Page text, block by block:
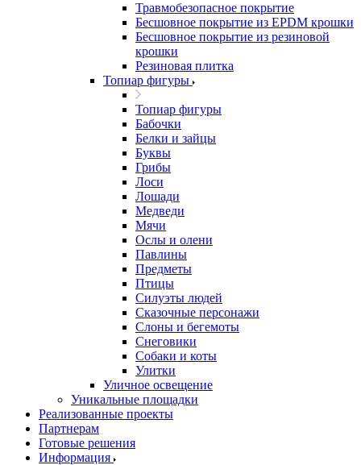
Травмобезопасное покрытие
Бесшовное покрытие из EPDM крошки
Бесшовное покрытие из резиновой
крошки
Резиновая плитка
Топиар фигуры
Топиар фигуры
Бабочки
Белки и зайцы
Буквы
Грибы
Лоси
Лошади
Медведи
Мячи
Ослы и олени
Павлины
Предметы
Птицы
Силуэты людей
Сказочные персонажи
Слоны и бегемоты
Снеговики
Собаки и коты
Улитки
Уличное освещение
Уникальные площадки
Реализованные проекты
Партнерам
Готовые решения
Информация